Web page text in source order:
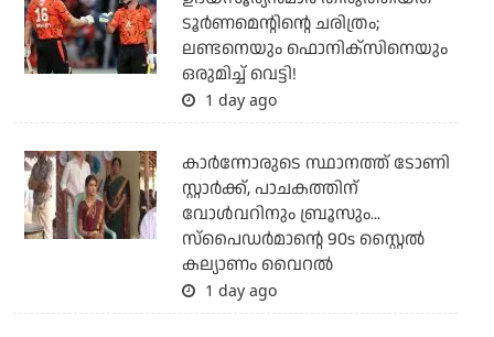
ടൂര്‍ണമെന്റിന്റെ ചരിത്രം;
ലണ്ടനെയും ഫൊനിക്‌സിനെയും
ഒരുമിച്ച് വെട്ടി!
1 day ago
കാര്‍ന്നോരുടെ സ്ഥാനത്ത് ടോണി
സ്റ്റാര്‍ക്ക്, പാചകത്തിന്
വോള്‍വറിനും ബ്രൂസും...
സ്‌പൈഡര്‍മാന്റെ 90s സ്റ്റൈല്‍
കല്യാണം വൈറല്‍
1 day ago